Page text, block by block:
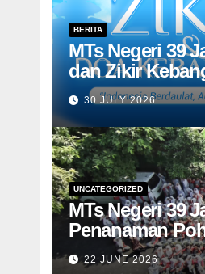
BERITA
MTs Negeri 39
dan Zikir
Menyambut
30 JULY 2026
UNCATEGORIZED
MTs Negeri 39
Penanaman
Lingkungan
22 JUNE 2026